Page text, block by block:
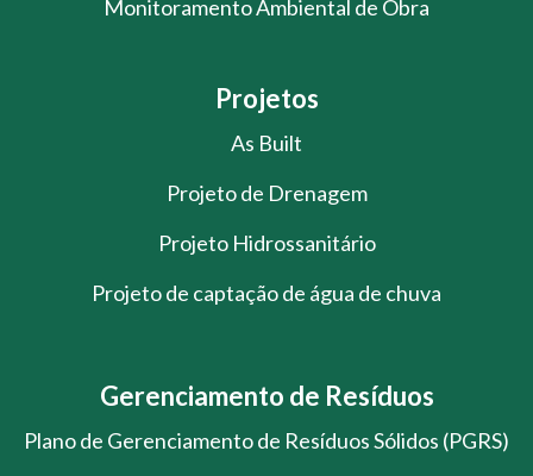
Monitoramento Ambiental de Obra
Projetos
As Built
Projeto de Drenagem
Projeto Hidrossanitário
Projeto de captação de água de chuva
Gerenciamento de Resíduos
Plano de Gerenciamento de Resíduos Sólidos (PGRS)